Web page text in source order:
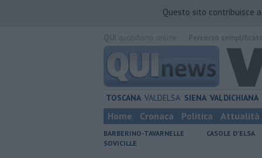
Questo sito contribuisce
TOSCANA VALDELSA SIENA VALDICHIANA
Home Cronaca Politica Attualità
BARBERINO-TAVARNELLE
CASOLE D'ELSA
SOVICILLE